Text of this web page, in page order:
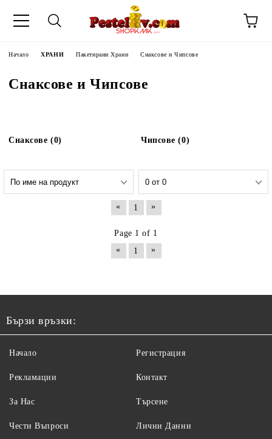
Начало ХРАНИ Пакетирани Храни Снаксове и Чипсове
Снаксове и Чипсове
Снаксове (0) Чипсове (0)
« 1 »
Page 1 of 1
«
1 »
Бързи връзки:
Начало
Рекламации
За Нас
Чести Въпроси
Регистрация
Контакт
Търсене
Лични Данни